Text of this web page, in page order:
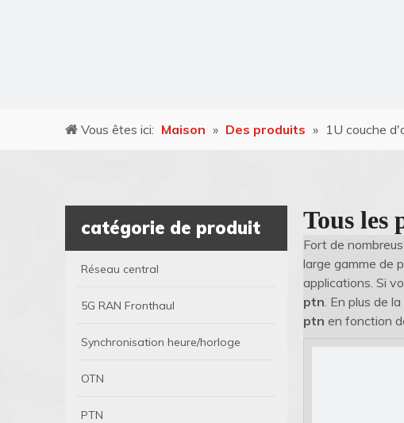
Vous êtes ici: Maison » Des produits » 1U couche
catégorie de produit
Réseau central
5G RAN Fronthaul
Synchronisation heure/horloge
OTN
PTN
Tous les
Fort de
large gamme de
applications. Si
ptn. En plus de
ptn en fonction